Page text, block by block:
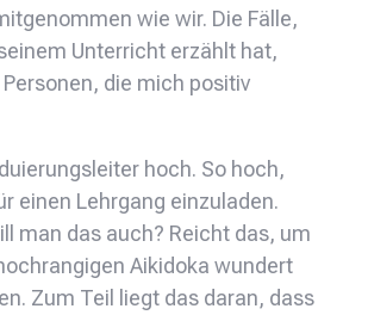
wie wir. Die Fälle,
Unterricht erzählt hat,
die mich positiv
hoch. So hoch,
einen Lehrgang einzuladen.
man das auch? Reicht das, um
Aikidoka wundert
Zum Teil liegt das daran, dass